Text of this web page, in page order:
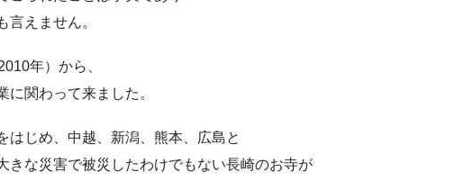
言えません。
年）から、
に関わって来ました。
はじめ、中越、新潟、熊本、広島と
きな災害で被災したわけでもない長崎のお寺が